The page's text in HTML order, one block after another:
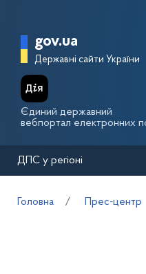
Головна
gov.ua
Державні сайти України
Єдиний державний
вебпортал електронних
ДПС у регіоні
Головна Прес-центр